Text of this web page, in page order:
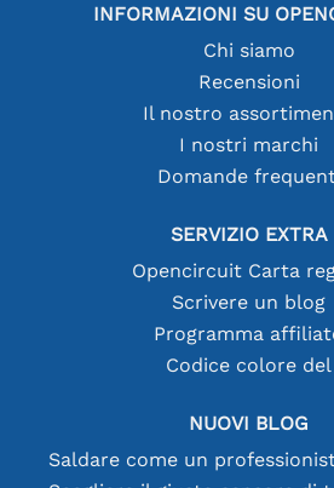
INFORMAZIONI SU
Chi siamo
Recensioni
Il nostro
I nostri marchi
Domande
SERVIZIO EXTRA
Opencircuit Carta
Scrivere un blog
Programma
Codice colore del
NUOVI BLOG